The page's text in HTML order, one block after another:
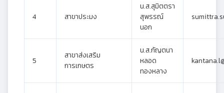
4 สาขาประมง
น.ส.สุมิตตรา
สุพรรณ์
นอก
5
สาขาส่งเสริม
การเกษตร
น.ส.กัญตนา
หลอด
ทองหลาง